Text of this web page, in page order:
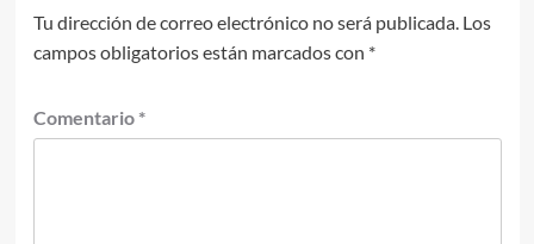
Tu dirección de correo electrónico no será publicada. Los
campos obligatorios están marcados con *
Comentario *